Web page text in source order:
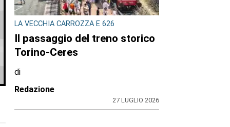
LA VECCHIA CARROZZA E 626
Il passaggio del treno storico
Torino-Ceres
di
Redazione
27 LUGLIO 2026